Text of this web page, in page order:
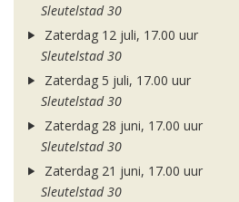
Sleutelstad 30
Zaterdag 12 juli, 17.00 uur
Sleutelstad 30
Zaterdag 5 juli, 17.00 uur
Sleutelstad 30
Zaterdag 28 juni, 17.00 uur
Sleutelstad 30
Zaterdag 21 juni, 17.00 uur
Sleutelstad 30